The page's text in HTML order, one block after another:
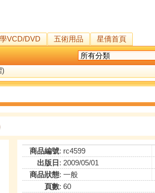
VCD/DVD 五術用品
星僑首頁
)
商品編號: rc4599
出版日 : 2009/05/01
商品狀態: 一般
頁數: 60